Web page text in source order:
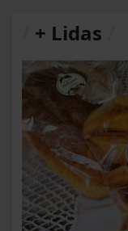
+ Lidas